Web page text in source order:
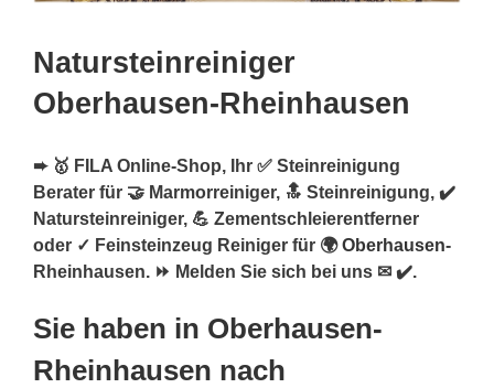
Natursteinreiniger
Oberhausen-Rheinhausen
➨ 🥇 FILA Online-Shop, Ihr ✅ Steinreinigung
Berater für 🤝 Marmorreiniger, 🔝 Steinreinigung, ✔️
Natursteinreiniger, 💪 Zementschleierentferner
oder ✓ Feinsteinzeug Reiniger für 🌍Oberhausen-
Rheinhausen. ⏩ Melden Sie sich bei uns ✉ ✔️.
Sie haben in Oberhausen-
Rheinhausen nach